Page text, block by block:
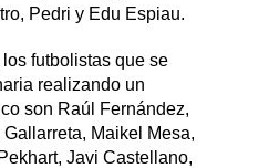
Pedri y Edu Espiau.
futbolistas que se
realizando un
son Raúl Fernández,
Maikel Mesa,
Javi Castellano,